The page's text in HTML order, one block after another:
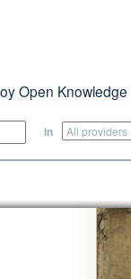
Open Knowledge
in